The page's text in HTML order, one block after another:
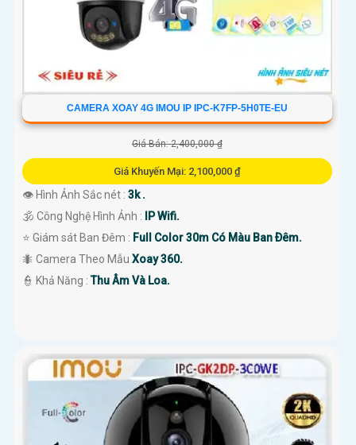
CAMERA XOAY 4G IMOU IP IPC-K7FP-5H0TE-EU
Giá Bán: 2,400,000 ₫
Giá Khuyến Mại: 2,100,000 ₫
👁 Hình Ảnh Sắc nét : 3k .
🕉️ Công Nghệ Hình Ảnh :
IP Wifi.
⭐ Giám sát Ban Đêm : Full Color 30m Có Màu Ban Ðêm.
🐜 Camera Theo Mẫu Xoay 360.
️👮 Khả Năng :Thu Âm Và Loa.